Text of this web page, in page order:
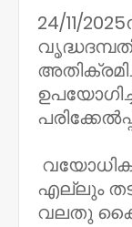
24/11/
എല്ലും
വലതു